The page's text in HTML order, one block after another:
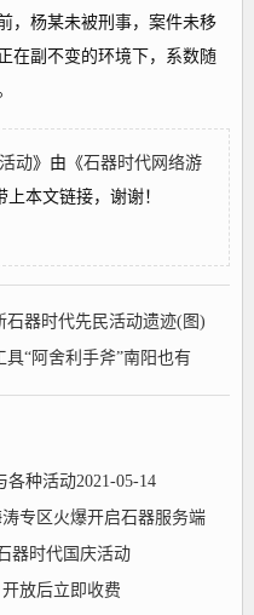
，杨某未被刑事，案件未移
在副不变的环境下，系数随
动》由《石器时代网络游
本文链接，谢谢！
器时代先民活动遗迹(图)
“阿舍利手斧”南阳也有
各种活动2021-05-14
专区火爆开启石器服务端
器时代国庆活动
放后立即收费